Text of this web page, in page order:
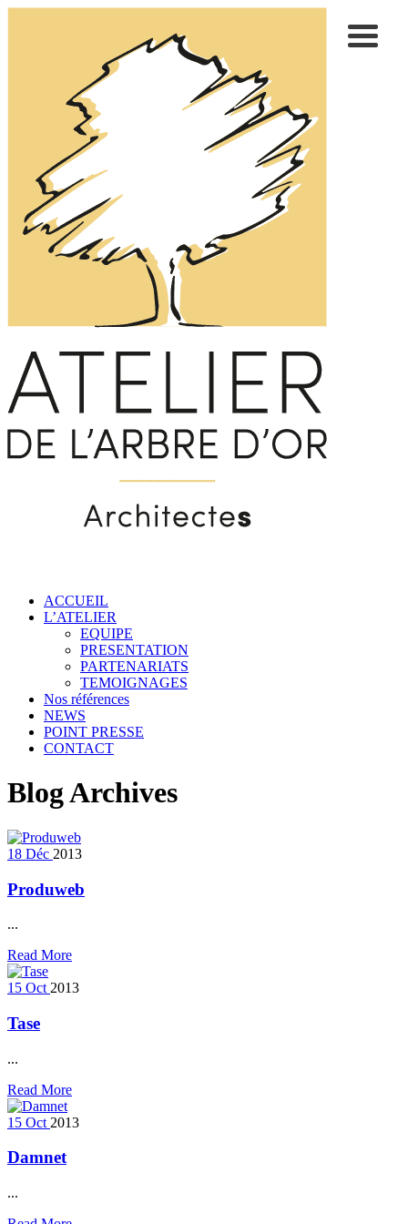
ACCUEIL
L’ATELIER
EQUIPE
PRESENTATION
PARTENARIATS
TEMOIGNAGES
Nos références
NEWS
POINT PRESSE
CONTACT
Blog Archives
18 Déc 2013
Produweb
...
Read More
15 Oct 2013
Tase
...
Read More
15 Oct 2013
Damnet
...